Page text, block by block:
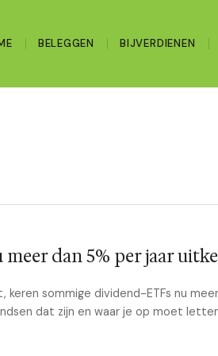
BELEGGEN BIJVERDIENEN
dan 5% per jaar
sommige dividend-ETFs nu
dat zijn en waar je op moet